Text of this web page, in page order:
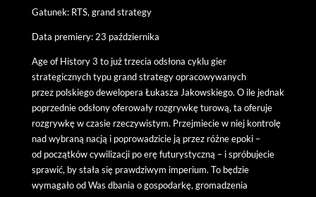
Gatunek: RTS, grand strategy
Data premiery: 23 października
Age of History 3 to już trzecia odsłona cyklu gier
strategicznych typu grand strategy opracowywanych
przez polskiego dewelopera Łukasza Jakowskiego. O ile jednak
poprzednie odsłony oferowały rozgrywkę turową, ta oferuje
rozgrywkę w czasie rzeczywistym. Przejmiecie w niej kontrolę
nad wybraną nacją i poprowadzicie ją przez różne epoki –
od początków cywilizacji po erę futurystyczną – i spróbujecie
sprawić, by stała się prawdziwym imperium. To będzie
wymagało od Was dbania o gospodarkę, gromadzenia